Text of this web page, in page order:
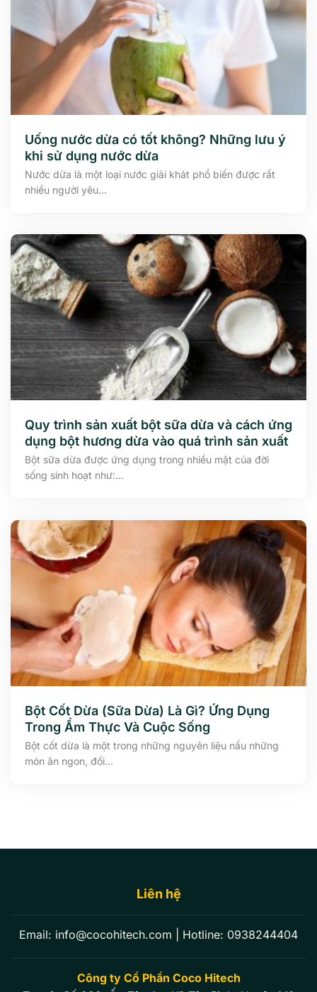
Uống nước dừa có tốt không? Những lưu ý
khi sử dụng nước dừa
Nước dừa là một loại nước giải khát phổ biến được rất
nhiều người yêu...
Quy trình sản xuất bột sữa dừa và cách ứng
dụng bột hương dừa vào quá trình sản xuất
Bột sữa dừa được ứng dụng trong nhiều mặt của đời
sống sinh hoạt như:...
Bột Cốt Dừa (Sữa Dừa) Là Gì? Ứng Dụng
Trong Ẩm Thực Và Cuộc Sống
Bột cốt dừa là một trong những nguyên liệu nấu những
món ăn ngon, đối...
Liên hệ
Email: info@cocohitech.com | Hotline: 0938244404
Công ty Cổ Phần Coco Hitech